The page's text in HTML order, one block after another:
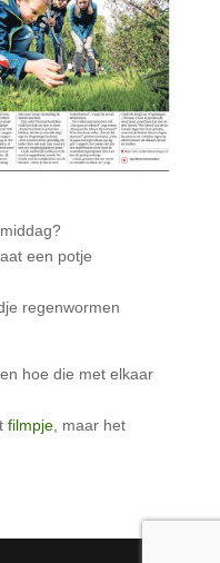
een potje
regenwormen
hoe die met elkaar
filmpje, maar het